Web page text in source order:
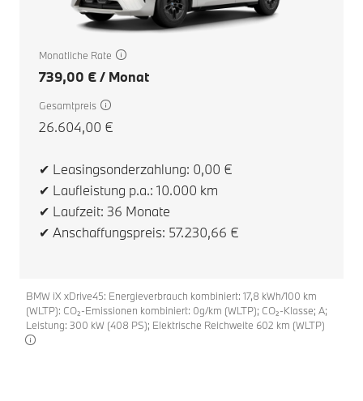
Monatliche Rate
739,00 € / Monat
Gesamtpreis
26.604,00 €
✔ Leasingsonderzahlung: 0,00 €
✔ Laufleistung p.a.: 10.000 km
✔ Laufzeit: 36 Monate
✔ Anschaffungspreis: 57.230,66 €
BMW iX xDrive45: Energieverbrauch kombiniert: 17,8 kWh/100 km
(WLTP): CO₂-Emissionen kombiniert: 0g/km (WLTP); CO₂-Klasse; A;
Leistung: 300 kW (408 PS); Elektrische Reichweite 602 km (WLTP)